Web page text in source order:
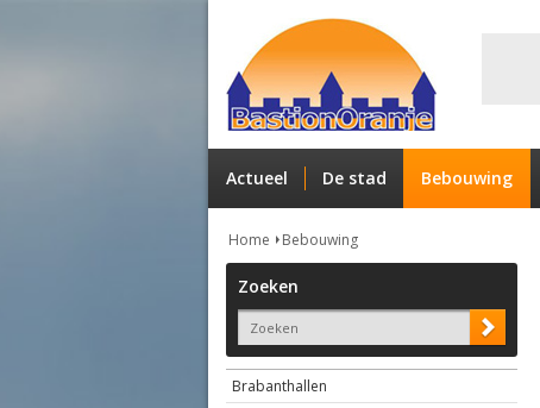
Actueel De stad Bebouwing
Home Bebouwing
Zoeken
Brabanthallen